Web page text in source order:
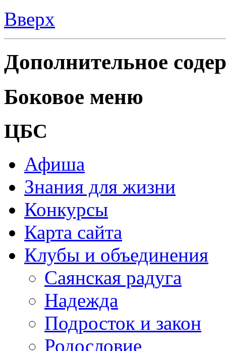
Вверх
Дополнительное
Боковое меню
ЦБС
Афиша
Знания для жизни
Конкурсы
Карта сайта
Клубы и объединения
Саянская радуга
Надежда
Подросток и закон
Родословие